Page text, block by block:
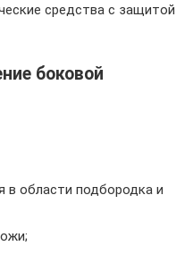
средства с защитой
боковой
в области подбородка и